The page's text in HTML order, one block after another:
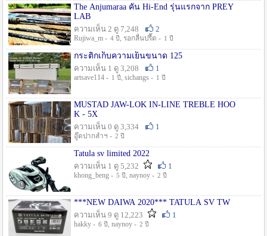
The Anjumaraa คัน Hi-End รุ่นแรกจาก PREY
LAB
ความเห็น 2 ดู 7,248
2
Rujiwa_m - 4 ปี , รอกลื่นปรื๊ด - 1 ปี
กระติกเก็บความเย็นขนาด 125
ความเห็น 1 ดู 3,208
1
artsave114 - 1 ปี , sichangs - 1 ปี
MUSTAD JAW-LOK IN-LINE TREBLE HOO
K - 5X
ความเห็น 0 ดู 3,334
1
อู๊ดปากลำฯ - 2 ปี
Tatula sv limited 2022
ความเห็น 1 ดู 5,232
1
khong_beng - 5 ปี , naynoy - 2 ปี
***NEW DAIWA 2020*** TATULA SV TW
ความเห็น 9 ดู 12,223
1
hakky - 6 ปี , naynoy - 2 ปี